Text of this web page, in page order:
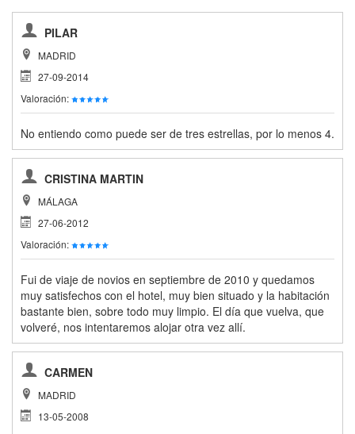
PILAR
MADRID
27-09-2014
Valoración:
No entiendo como puede ser de tres estrellas, por lo menos 4.
CRISTINA MARTIN
MÁLAGA
27-06-2012
Valoración:
Fui de viaje de novios en septiembre de 2010 y quedamos
muy satisfechos con el hotel, muy bien situado y la habitación
bastante bien, sobre todo muy limpio. El día que vuelva, que
volveré, nos intentaremos alojar otra vez allí.
CARMEN
MADRID
13-05-2008